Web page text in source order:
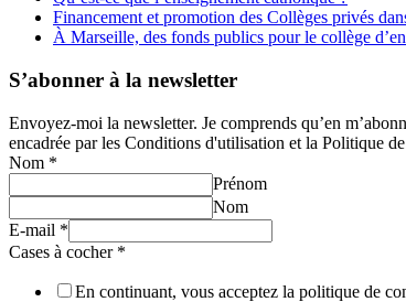
Financement et promotion des Collèges privés
À Marseille, des fonds publics pour le collège
S’abonner à la newsletter
Envoyez-moi la newsletter. Je comprends qu’en
encadrée par les Conditions d'utilisation et la Politique
Nom *
Prénom
Nom
E-mail *
Cases à cocher *
En continuant, vous acceptez la politique de